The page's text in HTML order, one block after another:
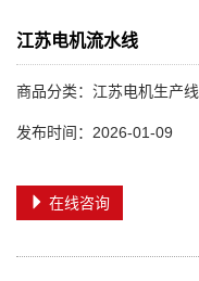
江苏电机流水线
商品分类：江苏电机生产线
发布时间：2026-01-09
在线咨询